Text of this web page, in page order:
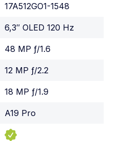
17A512GO1-1548
6,3″ OLED 120 Hz
48 MP ƒ/1.6
12 MP ƒ/2.2
18 MP ƒ/1.9
A19 Pro